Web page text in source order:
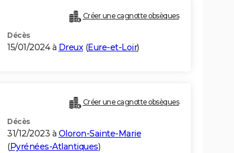
Créer une cagnotte obsèques
Décès
15/01/2024 à Dreux(Eure-et-Loir)
Créer une cagnotte obsèques
Décès
31/12/2023 à Oloron-Sainte-Marie
(Pyrénées-Atlantiques)